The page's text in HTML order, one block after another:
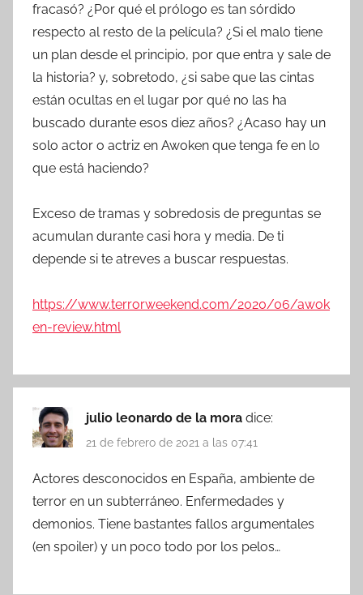
fracasó? ¿Por qué el prólogo es tan sórdido
respecto al resto de la película? ¿Si el malo tiene
un plan desde el principio, por que entra y sale de
la historia? y, sobretodo, ¿si sabe que las cintas
están ocultas en el lugar por qué no las ha
buscado durante esos diez años? ¿Acaso hay un
solo actor o actriz en Awoken que tenga fe en lo
que está haciendo?
Exceso de tramas y sobredosis de preguntas se
acumulan durante casi hora y media. De ti
depende si te atreves a buscar respuestas.
https://www.terrorweekend.com/2020/06/awok
en-review.html
julio leonardo de la mora dice:
21 de febrero de 2021 a las 07:41
Actores desconocidos en España, ambiente de
terror en un subterráneo. Enfermedades y
demonios. Tiene bastantes fallos argumentales
(en spoiler) y un poco todo por los pelos…